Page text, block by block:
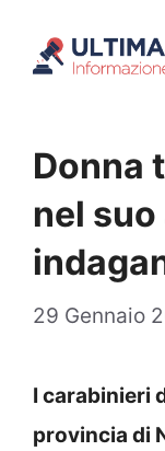
Donna
nel
29 Gennaio
I carabinieri
provincia di